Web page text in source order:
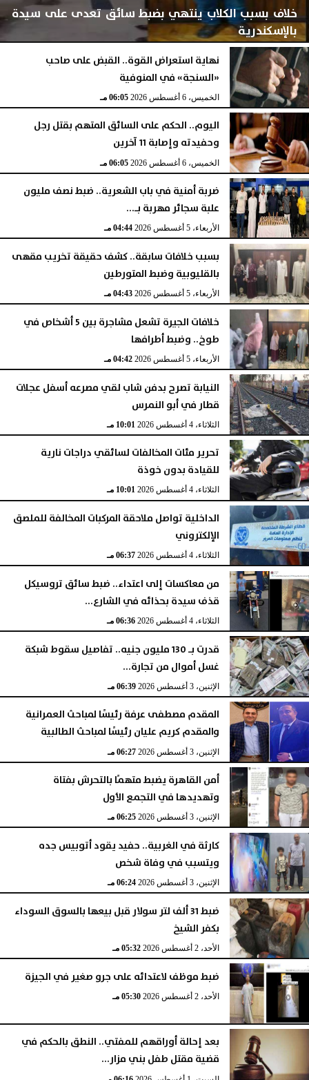
خلاف بسبب الكلاب ينتهي بضبط سائق تعدى على سيدة
بالإسكندرية
الخميس، 6 أغسطس 2026 06:06 مـ
نهاية استعراض القوة.. القبض على صاحب
«السنجة» في المنوفية
الخميس، 6 أغسطس 2026 06:05 مـ
اليوم.. الحكم على السائق المتهم بقتل رجل
وحفيدته وإصابة 11 آخرين
الخميس، 6 أغسطس 2026 06:05 مـ
ضربة أمنية في باب الشعرية.. ضبط نصف مليون
علبة سجائر مهربة بـ...
الأربعاء، 5 أغسطس 2026 04:44 مـ
بسبب خلافات سابقة.. كشف حقيقة تخريب مقهى
بالقليوبية وضبط المتورطين
الأربعاء، 5 أغسطس 2026 04:43 مـ
خلافات الجيرة تشعل مشاجرة بين 5 أشخاص في
طوخ.. وضبط أطرافها
الأربعاء، 5 أغسطس 2026 04:42 مـ
النيابة تصرح بدفن شاب لقي مصرعه أسفل عجلات
قطار في أبو النمرس
الثلاثاء، 4 أغسطس 2026 10:01 مـ
تحرير مئات المخالفات لسائقي دراجات نارية
للقيادة بدون خوذة
الثلاثاء، 4 أغسطس 2026 10:01 مـ
الداخلية تواصل ملاحقة المركبات المخالفة للملصق
الإلكتروني
الثلاثاء، 4 أغسطس 2026 06:37 مـ
من معاكسات إلى اعتداء.. ضبط سائق تروسيكل
قذف سيدة بحذائه في الشارع...
الثلاثاء، 4 أغسطس 2026 06:36 مـ
قدرت بـ 130 مليون جنيه.. تفاصيل سقوط شبكة
غسل أموال من تجارة...
الإثنين، 3 أغسطس 2026 06:39 مـ
المقدم مصطفى عرفة رئيسًا لمباحث العمرانية
والمقدم كريم عليان رئيسًا لمباحث الطالبية
الإثنين، 3 أغسطس 2026 06:27 مـ
أمن القاهرة يضبط متهمًا بالتحرش بفتاة
وتهديدها في التجمع الأول
الإثنين، 3 أغسطس 2026 06:25 مـ
كارثة في الغربية.. حفيد يقود أتوبيس جده
ويتسبب في وفاة شخص
الإثنين، 3 أغسطس 2026 06:24 مـ
ضبط 31 ألف لتر سولار قبل بيعها بالسوق السوداء
بكفر الشيخ
الأحد، 2 أغسطس 2026 05:32 مـ
ضبط موظف لاعتدائه على جرو صغير في الجيزة
الأحد، 2 أغسطس 2026 05:30 مـ
بعد إحالة أوراقهم للمفتي.. النطق بالحكم في
قضية مقتل طفل بني مزار...